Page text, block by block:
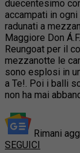
duecentesimo
accampati in
radunati a
Maggiore Don
Reungoat per il
mezzanotte le
sono esplosi in
a Te!. Poi i balli
non ha mai
Rimani
SEGUICI